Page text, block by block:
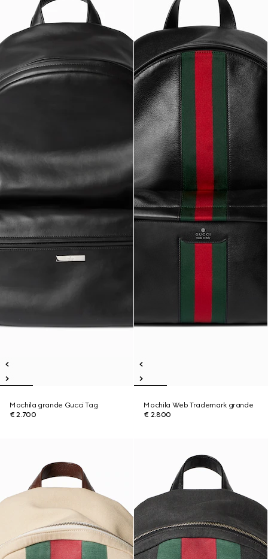
Mochila grande Gucci Tag
€ 2.700
Mochila Web Trademark grande
€ 2.800